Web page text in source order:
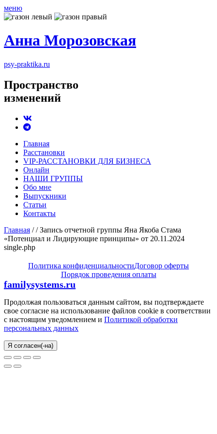
меню
Анна Морозовская
psy-praktika.ru
Пространство
изменений
Главная
Расстановки
VIP-РАССТАНОВКИ ДЛЯ БИЗНЕСА
Онлайн
НАШИ ГРУППЫ
Обо мне
Выпускники
Статьи
Контакты
Главная / / Запись отчетной группы Яна Якоба Стама
«Потенциал и Лидирующие принципы» от 20.11.2024
single.php
Политика конфиденциальностиДоговор оферты
Порядок проведения оплаты
familysystems.ru
Продолжая пользоваться данным сайтом, вы подтверждаете
свое согласие на использование файлов cookie в соответствии
с настоящим уведомлением и Политикой обработки
персональных данных
Я согласен(-на)